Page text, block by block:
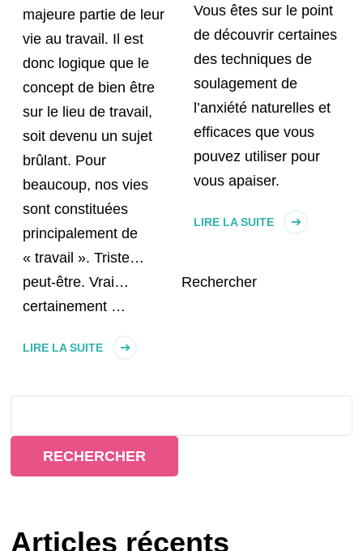
majeure partie de leur
vie au travail. Il est
donc logique que le
concept de bien être
sur le lieu de travail,
soit devenu un sujet
brûlant. Pour
beaucoup, nos vies
sont constituées
principalement de
« travail ». Triste…
peut-être. Vrai…
certainement …
LIRE LA SUITE
Vous êtes sur le point
de découvrir certaines
des techniques de
soulagement de
l’anxiété naturelles et
efficaces que vous
pouvez utiliser pour
vous apaiser.
LIRE LA SUITE
Rechercher
RECHERCHER
Articles récents